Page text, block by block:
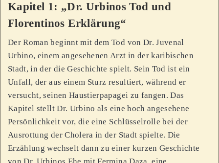
Kapitel 1: „Dr. Urbinos Tod und
Florentinos Erklärung“
Der Roman beginnt mit dem Tod von Dr. Juvenal
Urbino, einem angesehenen Arzt in der karibischen
Stadt, in der die Geschichte spielt. Sein Tod ist ein
Unfall, der aus einem Sturz resultiert, während er
versucht, seinen Haustierpapagei zu fangen. Das
Kapitel stellt Dr. Urbino als eine hoch angesehene
Persönlichkeit vor, die eine Schlüsselrolle bei der
Ausrottung der Cholera in der Stadt spielte. Die
Erzählung wechselt dann zu einer kurzen Geschichte